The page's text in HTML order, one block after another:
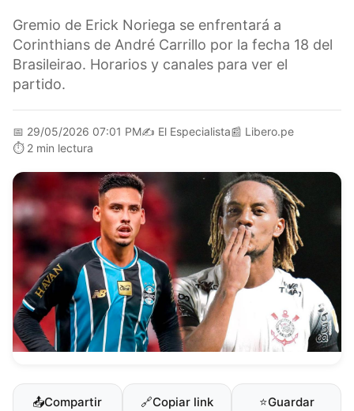
Gremio de Erick Noriega se enfrentará a
Corinthians de André Carrillo por la fecha 18 del
Brasileirao. Horarios y canales para ver el
partido.
📅 29/05/2026 07:01 PM✍️ El Especialista📰 Libero.pe
⏱️ 2 min lectura
📤Compartir 🔗Copiar link ⭐Guardar